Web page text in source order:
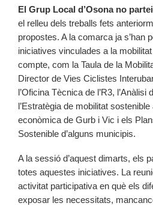
El Grup Local d’Osona no
el relleu dels treballs fets
propostes. A la comarca ja s’han
iniciatives vinculades a la
compte, com la Taula de la
Director de Vies Ciclistes
l’Oficina Tècnica de l’R3,
l’Estratègia de mobilitat
econòmica de Gurb i Vic i els
Sostenible d’alguns municipis.
A la sessió d’aquest dimarts, els
totes aquestes iniciatives. La
activitat participativa en què els
exposar les necessitats,